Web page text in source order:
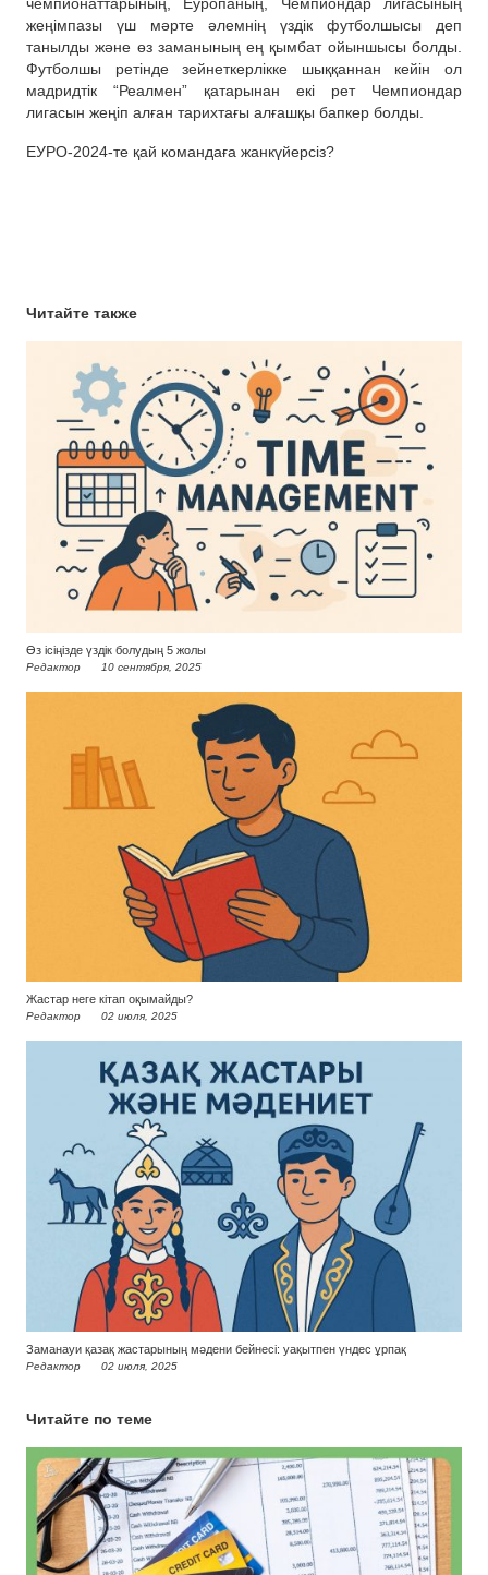
чемпионаттарының, Еуропаның, Чемпиондар лигасының
жеңімпазы үш мәрте әлемнің үздік футболшысы деп
танылды және өз заманының ең қымбат ойыншысы болды.
Футболшы ретінде зейнеткерлікке шыққаннан кейін ол
мадридтік “Реалмен” қатарынан екі рет Чемпиондар
лигасын жеңіп алған тарихтағы алғашқы бапкер болды.
ЕУРО-2024-те қай командаға жанкүйерсіз?
Читайте также
Өз ісіңізде үздік болудың 5 жолы
Редактор 10 сентября, 2025
Жастар неге кітап оқымайды?
Редактор 02 июля, 2025
Заманауи қазақ жастарының мәдени бейнесі: уақытпен үндес ұрпақ
Редактор 02 июля, 2025
Читайте по теме